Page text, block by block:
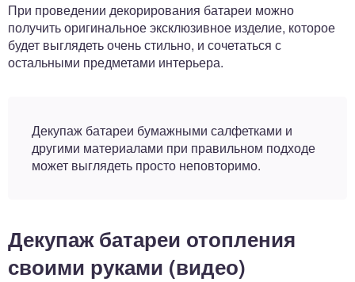
При проведении декорирования батареи можно
получить оригинальное эксклюзивное изделие, которое
будет выглядеть очень стильно, и сочетаться с
остальными предметами интерьера.
Декупаж батареи бумажными салфетками и
другими материалами при правильном подходе
может выглядеть просто неповторимо.
Декупаж батареи отопления
своими руками (видео)